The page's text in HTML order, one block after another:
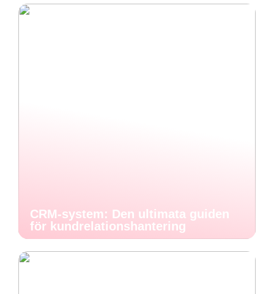
CRM-system: Den ultimata guiden
för kundrelationshantering